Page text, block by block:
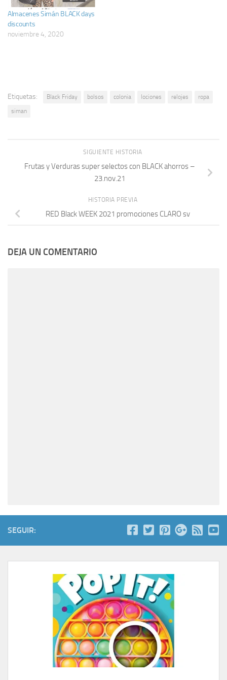
Almacenes Simán BLACK days
discounts
noviembre 4, 2020
Etiquetas: Black Friday bolsos colonia lociones relojes
ropa
siman
SIGUIENTE HISTORIA
Frutas y Verduras super selectos con BLACK ahorros –
23.nov.21
HISTORIA PREVIA
RED Black WEEK 2021 promociones CLARO sv
DEJA UN COMENTARIO
SEGUIR: